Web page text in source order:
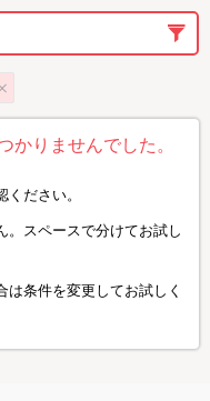
かりませんでした。
ださい。
。スペースで分けてお試し
条件を変更してお試しく